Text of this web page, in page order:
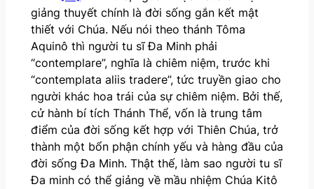
giảng thuyết chính là đời sống gắn kết mật
thiết với Chúa. Nếu nói theo thánh Tôma
Aquinô thì người tu sĩ Đa Minh phải
“contemplare”, nghĩa là chiêm niệm, trước khi
“contemplata aliis tradere”, tức truyền giao cho
người khác hoa trái của sự chiêm niệm. Bởi thế,
cử hành bí tích Thánh Thể, vốn là trung tâm
điểm của đời sống kết hợp với Thiên Chúa, trở
thành một bổn phận chính yếu và hàng đầu của
đời sống Đa Minh. Thật thế, làm sao người tu sĩ
Đa minh có thể giảng về mầu nhiệm Chúa Kitô